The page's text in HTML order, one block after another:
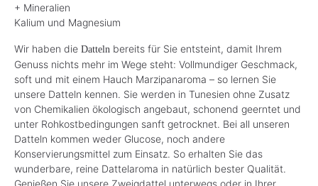
+ Mineralien
Kalium und Magnesium
Wir haben die Datteln bereits für Sie entsteint, damit Ihrem
Genuss nichts mehr im Wege steht: Vollmundiger Geschmack,
soft und mit einem Hauch Marzipanaroma – so lernen Sie
unsere Datteln kennen. Sie werden in Tunesien ohne Zusatz
von Chemikalien ökologisch angebaut, schonend geerntet und
unter Rohkostbedingungen sanft getrocknet. Bei all unseren
Datteln kommen weder Glucose, noch andere
Konservierungsmittel zum Einsatz. So erhalten Sie das
wunderbare, reine Dattelaroma in natürlich bester Qualität.
Genießen Sie unsere Zweigdattel unterwegs oder in Ihrer